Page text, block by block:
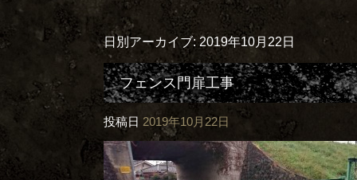
日別アーカイブ:2019年10月22日
フェンス門扉工事
投稿日 2019年10月22日